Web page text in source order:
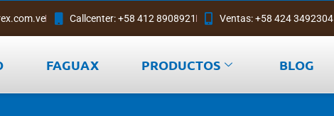
Callcenter: +58 412 8908921 Ventas: +58 424 3492304
FAGUAX PRODUCTOS BLOG